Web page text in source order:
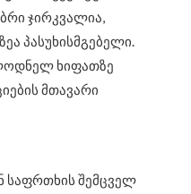
ჯირკვალია,
პასუხისმგებელი.
ხიფათზე
მთავარი
საფრთხის შემცველ